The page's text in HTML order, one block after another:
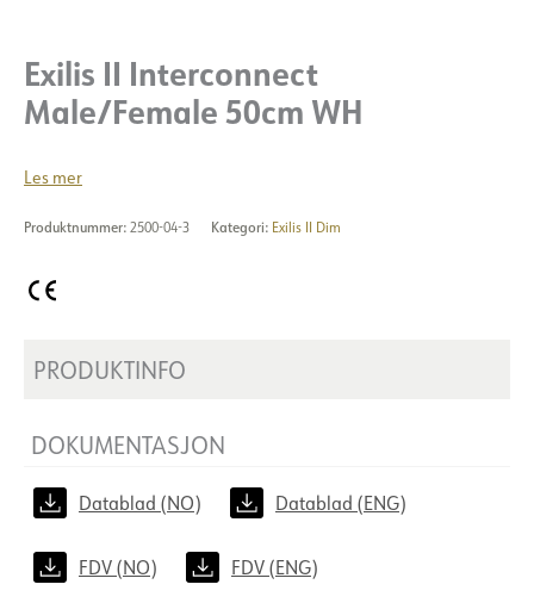
Exilis II Interconnect
Male/Female 50cm WH
Les mer
Produktnummer: 2500-04-3 Kategori: Exilis II Dim
PRODUKTINFO
DOKUMENTASJON
Datablad (NO) Datablad (ENG)
FDV (NO) FDV (ENG)